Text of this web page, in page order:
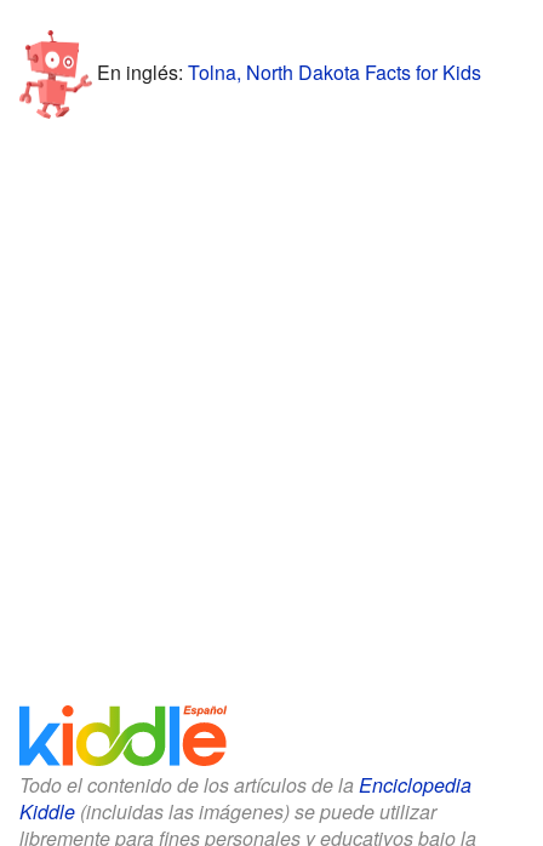
En inglés: Tolna, North Dakota Facts for Kids
Todo el contenido de los artículos de la Enciclopedia
Kiddle (incluidas las imágenes) se puede utilizar
libremente para fines personales y educativos bajo la